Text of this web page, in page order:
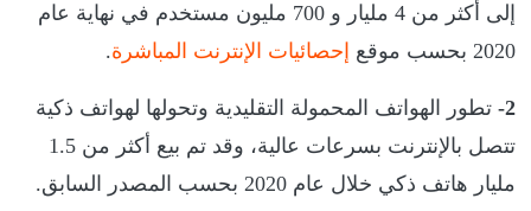
إلى أكثر من 4 مليار و 700 مليون مستخدم في نهاية عام
2020 بحسب موقع
إحصائيات الإنترنت المباشرة.
2- تطور الهواتف المحمولة التقليدية وتحولها لهواتف ذكية
تتصل بالإنترنت بسرعات عالية، وقد تم بيع أكثر من 1.5
مليار هاتف ذكي خلال عام 2020 بحسب المصدر السابق.